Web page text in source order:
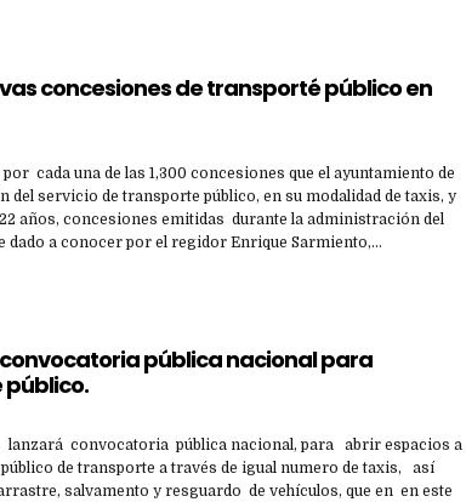
concesiones de transporté público en
cada una de las 1,300 concesiones que el ayuntamiento de
servicio de transporte público, en su modalidad de taxis, y
años, concesiones emitidas durante la administración del
a conocer por el regidor Enrique Sarmiento,…
pública nacional para
público.
lanzará convocatoria pública nacional, para abrir espacios a
de transporte a través de igual numero de taxis, así
salvamento y resguardo de vehículos, que en en este